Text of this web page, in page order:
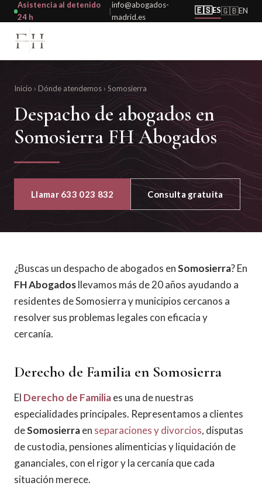
Asistencia al detenido
24 h
|
info@abogados-
madrid.es
🇪🇸ES🇬🇧EN
Inicio › Dónde atendemos › Somosierra
Despacho de abogados en
Somosierra FH Abogados
Llamar 633 023 832 Consulta gratuita
¿Buscas un despacho de abogados enSomosierra? En
FH Abogadosllevamos más de 20 años ayudando a
residentes de Somosierra y municipios cercanos a
resolver sus problemas legales con eficacia y
cercanía.
Derecho de Familia en Somosierra
El Derecho de Familiaes una de nuestras
especialidades principales. Representamos a clientes
deSomosierraen separaciones y divorcios, disputas
de custodia, pensiones alimenticias y liquidación de
gananciales, con el rigor y la cercanía que cada
situación merece.